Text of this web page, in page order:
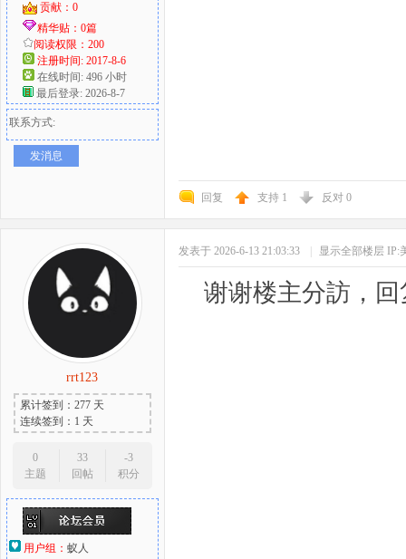
贡献：0
精华贴：0篇
阅读权限：200
注册时间: 2017-8-6
在线时间: 496 小时
最后登录: 2026-8-7
联系方式:
发消息
回复 支持 1 反对 0
rrt123
累计签到：277 天
连续签到：1 天
0
主题
33
回帖
-3
积分
用户组： 蚁人
发表于 2026-6-13 21:03:33 显示全部楼层 IP:
谢谢楼主分訪，